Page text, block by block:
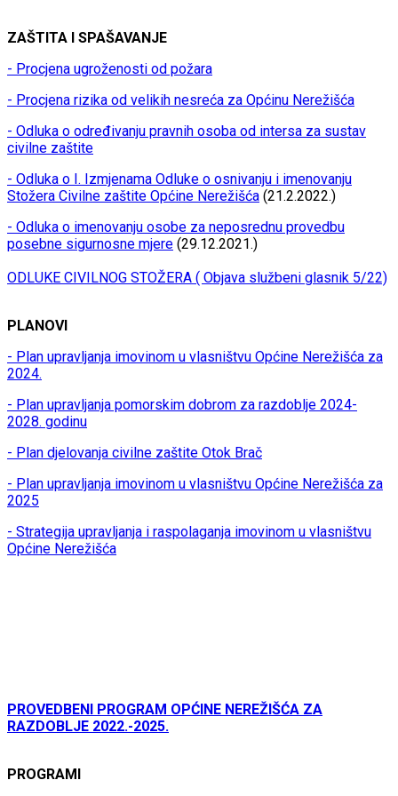
ZAŠTITA I SPAŠAVANJE
- Procjena ugroženosti od požara
- Procjena rizika od velikih nesreća za Općinu Nerežišća
- Odluka o određivanju pravnih osoba od intersa za sustav
civilne zaštite
- Odluka o I. Izmjenama Odluke o osnivanju i imenovanju
Stožera Civilne zaštite Općine Nerežišća (21.2.2022.)
- Odluka o imenovanju osobe za neposrednu provedbu
posebne sigurnosne mjere (29.12.2021.)
ODLUKE CIVILNOG STOŽERA ( Objava službeni glasnik 5/22)
PLANOVI
- Plan upravljanja imovinom u vlasništvu Općine Nerežišća za
2024.
- Plan upravljanja pomorskim dobrom za razdoblje 2024-
2028. godinu
- Plan djelovanja civilne zaštite Otok Brač
- Plan upravljanja imovinom u vlasništvu Općine Nerežišća za
2025
- Strategija upravljanja i raspolaganja imovinom u vlasništvu
Općine Nerežišća
PROVEDBENI PROGRAM OPĆINE NEREŽIŠĆA ZA
RAZDOBLJE 2022.-2025.
PROGRAMI